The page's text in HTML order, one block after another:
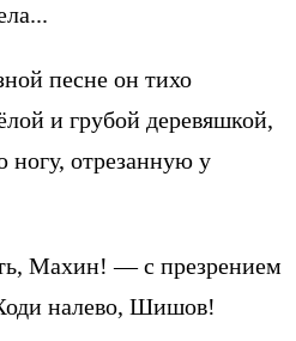
песне он тихо
и грубой деревяшкой,
отрезанную у
Махин! — с презрением
налево, Шишов!